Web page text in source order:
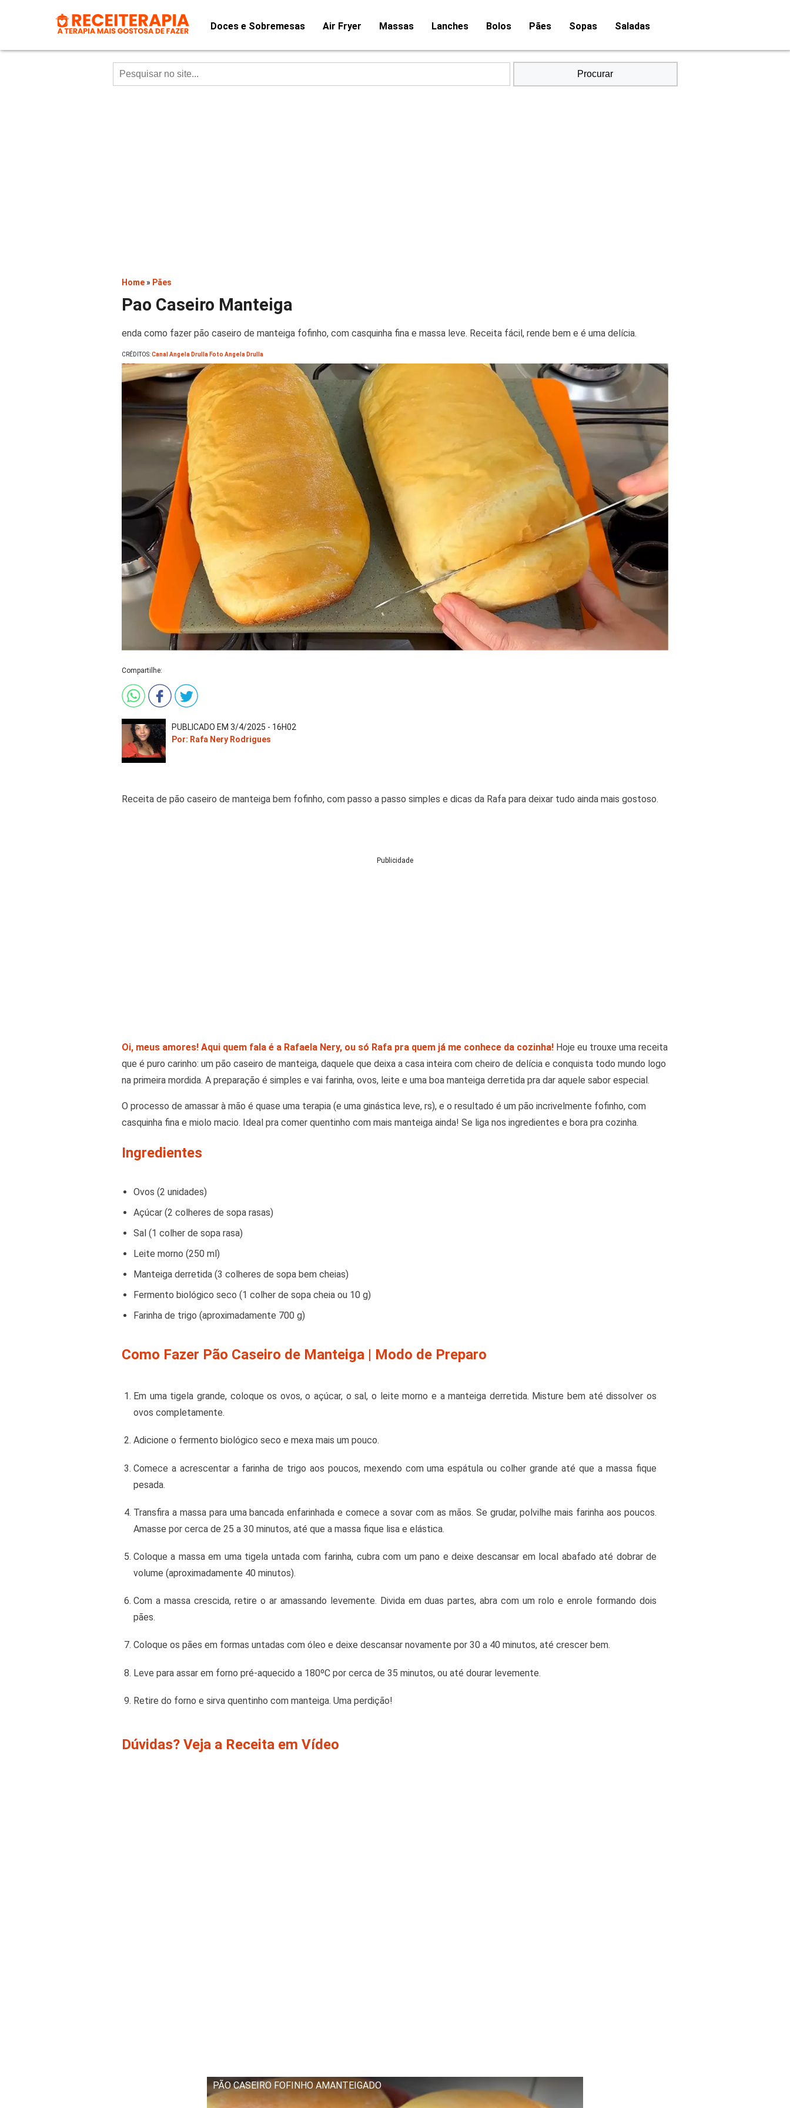
Doces e Sobremesas Air Fryer Massas Lanches Bolos Pães Sopas Saladas
Procurar
Home » Pães
Pao Caseiro Manteiga
enda como fazer pão caseiro de manteiga fofinho, com casquinha fina e massa leve. Receita fácil, rende bem e é uma delícia.
CRÉDITOS:Canal Angela Drulla Foto Angela Drulla
Compartilhe:
PUBLICADO EM 3/4/2025 - 16H02
Por: Rafa Nery Rodrigues
Receita de pão caseiro de manteiga bem fofinho, com passo a passo simples e dicas da Rafa para deixar tudo ainda mais gostoso.
Publicidade
Oi, meus amores! Aqui quem fala é a Rafaela Nery, ou só Rafa pra quem já me conhece da cozinha! Hoje eu trouxe uma receita
que é puro carinho: um pão caseiro de manteiga, daquele que deixa a casa inteira com cheiro de delícia e conquista todo mundo logo
na primeira mordida. A preparação é simples e vai farinha, ovos, leite e uma boa manteiga derretida pra dar aquele sabor especial.
O processo de amassar à mão é quase uma terapia (e uma ginástica leve, rs), e o resultado é um pão incrivelmente fofinho, com
casquinha fina e miolo macio. Ideal pra comer quentinho com mais manteiga ainda! Se liga nos ingredientes e bora pra cozinha.
Ingredientes
Ovos (2 unidades)
Açúcar (2 colheres de sopa rasas)
Sal (1 colher de sopa rasa)
Leite morno (250 ml)
Manteiga derretida (3 colheres de sopa bem cheias)
Fermento biológico seco (1 colher de sopa cheia ou 10 g)
Farinha de trigo (aproximadamente 700 g)
Como Fazer Pão Caseiro de Manteiga | Modo de Preparo
Em uma tigela grande, coloque os ovos, o açúcar, o sal, o leite morno e a manteiga derretida. Misture bem até dissolver os
ovos completamente.
Adicione o fermento biológico seco e mexa mais um pouco.
Comece a acrescentar a farinha de trigo aos poucos, mexendo com uma espátula ou colher grande até que a massa fique
pesada.
Transfira a massa para uma bancada enfarinhada e comece a sovar com as mãos. Se grudar, polvilhe mais farinha aos poucos.
Amasse por cerca de 25 a 30 minutos, até que a massa fique lisa e elástica.
Coloque a massa em uma tigela untada com farinha, cubra com um pano e deixe descansar em local abafado até dobrar de
volume (aproximadamente 40 minutos).
Com a massa crescida, retire o ar amassando levemente. Divida em duas partes, abra com um rolo e enrole formando dois
pães.
Coloque os pães em formas untadas com óleo e deixe descansar novamente por 30 a 40 minutos, até crescer bem.
Leve para assar em forno pré-aquecido a 180ºC por cerca de 35 minutos, ou até dourar levemente.
Retire do forno e sirva quentinho com manteiga. Uma perdição!
Dúvidas? Veja a Receita em Vídeo
PÃO CASEIRO FOFINHO AMANTEIGADO